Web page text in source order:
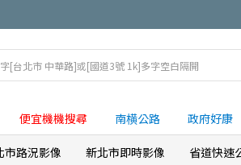
便宜機機搜尋 南横公路 政府好康
市路況影像 新北市即時影像 省道快速